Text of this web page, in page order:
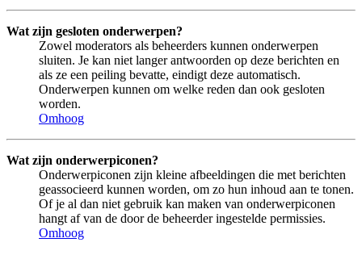
Wat zijn gesloten onderwerpen?
Zowel moderators als beheerders kunnen onderwerpen
sluiten. Je kan niet langer antwoorden op deze berichten en
als ze een peiling bevatte, eindigt deze automatisch.
Onderwerpen kunnen om welke reden dan ook gesloten
worden.
Omhoog
Wat zijn onderwerpiconen?
Onderwerpiconen zijn kleine afbeeldingen die met berichten
geassocieerd kunnen worden, om zo hun inhoud aan te tonen.
Of je al dan niet gebruik kan maken van onderwerpiconen
hangt af van de door de beheerder ingestelde permissies.
Omhoog